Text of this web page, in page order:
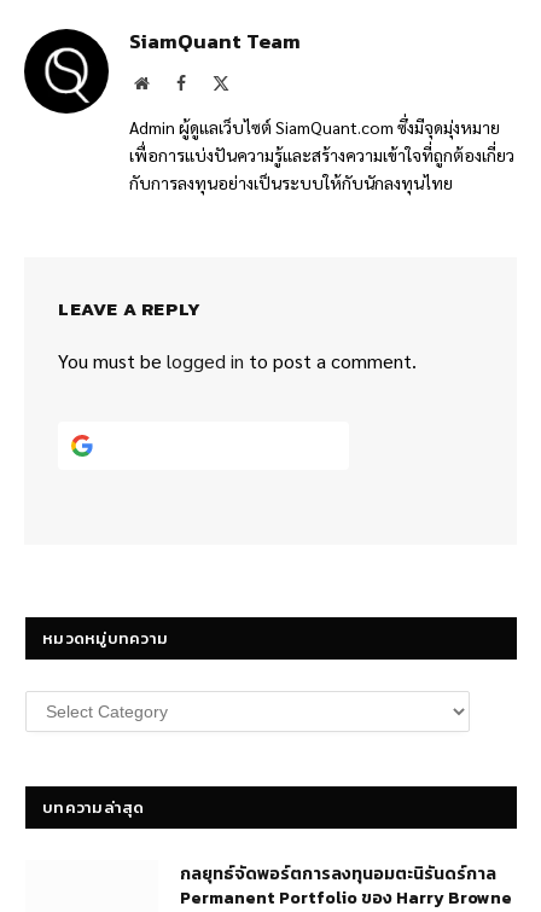
SiamQuant Team
WebsiteFacebook
Admin ผู้ดูแลเว็บไซต์ SiamQuant.com ซึ่งมีจุดมุ่งหมาย
เพื่อการแบ่งปันความรู้และสร้างความเข้าใจที่ถูกต้องเกี่ยว
กับการลงทุนอย่างเป็นระบบให้กับนักลงทุนไทย
LEAVE A REPLY
You must be logged in to post a comment.
หมวดหมู่บทความ
หมวด
หมู่
บทความล่าสุด
กลยุทธ์​จัดพอร์ตการลงทุนอมตะนิรันดร์กาล
Permanent Portfolio ของ Harry Browne